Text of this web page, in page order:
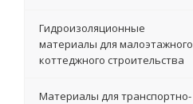
Гидроизоляционные
материалы для малоэтажного
коттеджного строительства
Материалы для транспортно-